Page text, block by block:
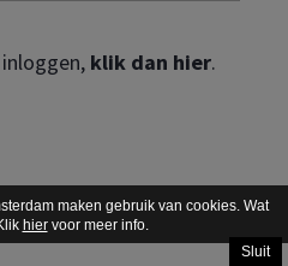
maken gebruik van cookies. Wat
hiervoor meer info.
Sluit
klik dan hier.